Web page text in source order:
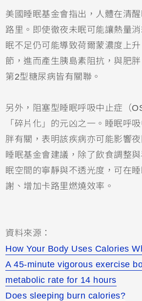
美國睡眠基金會指出，人體在清
路里。即使徹夜未眠可能讓熱量
眠不足仍可能導致荷爾蒙濃度上
節，進而產生胰島素阻抗，與肥
第2型糖尿病皆有關聯。
另外，阻塞型睡眠呼吸中止症（
「碎片化」的元凶之一。睡眠呼
胖有關，表明該疾病亦可能影響
睡眠基金會建議，除了飲食調整
眠空間的寧靜與不透光度，可在
謝、增加卡路里燃燒效率。
資料來源：
How Your Body Uses Calories
A 45-minute vigorous exercise
metabolic rate for 14 hours
Does sleeping burn calories?